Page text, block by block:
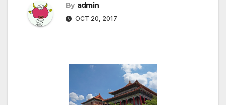
By admin
OCT 20, 2017